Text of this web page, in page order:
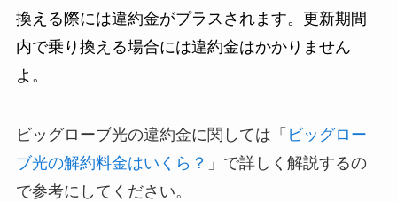
換える際には違約金がプラスされます。更新期間
内で乗り換える場合には違約金はかかりません
よ。
ビッグローブ光の違約金に関しては「 ビッグロー
ブ光の解約料金はいくら？ 」で詳しく解説するの
で参考にしてください。